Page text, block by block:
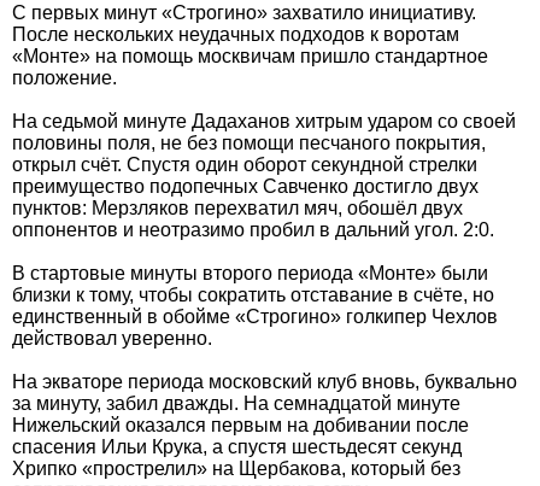
С первых минут «Строгино» захватило инициативу.
После нескольких неудачных подходов к воротам
«Монте» на помощь москвичам пришло стандартное
положение.
На седьмой минуте Дадаханов хитрым ударом со своей
половины поля, не без помощи песчаного покрытия,
открыл счёт. Спустя один оборот секундной стрелки
преимущество подопечных Савченко достигло двух
пунктов: Мерзляков перехватил мяч, обошёл двух
оппонентов и неотразимо пробил в дальний угол. 2:0.
В стартовые минуты второго периода «Монте» были
близки к тому, чтобы сократить отставание в счёте, но
единственный в обойме «Строгино» голкипер Чехлов
действовал уверенно.
На экваторе периода московский клуб вновь, буквально
за минуту, забил дважды. На семнадцатой минуте
Нижельский оказался первым на добивании после
спасения Ильи Крука, а спустя шестьдесят секунд
Хрипко «прострелил» на Щербакова, который без